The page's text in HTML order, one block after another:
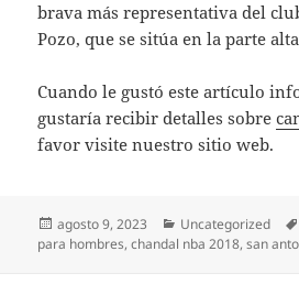
brava más representativa del
Pozo, que se sitúa en la parte
Cuando le gustó este artículo
gustaría recibir detalles sobre
favor visite nuestro sitio web.
Publicado
el
agosto 9, 2023 Categorías
Uncategorized
para hombres,chandal nba 2018,san